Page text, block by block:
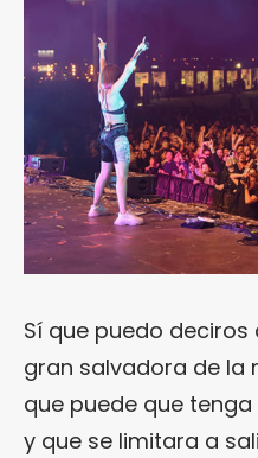
Sí que puedo deciros
gran salvadora de la
que puede que
y que se limitara a